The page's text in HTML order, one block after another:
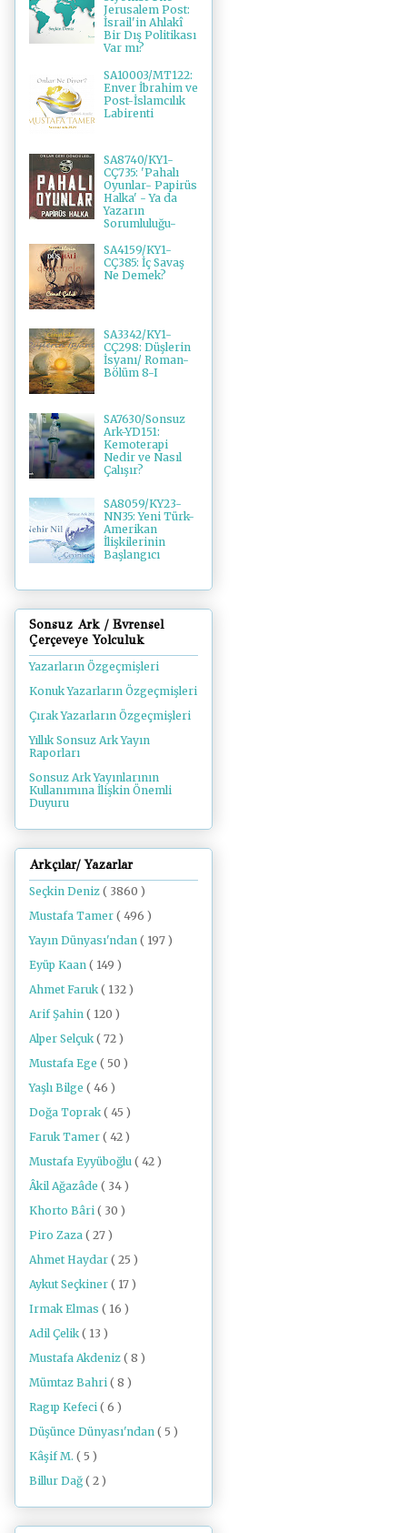
Jerusalem Post:
İsrail'in Ahlakî
Bir Dış Politikası
Var mı?
SA10003/MT122:
Enver İbrahim ve
Post-İslamcılık
Labirenti
SA8740/KY1-
CÇ735: 'Pahalı
Oyunlar- Papirüs
Halka' - Ya da
Yazarın
Sorumluluğu-
SA4159/KY1-
CÇ385: İç Savaş
Ne Demek?
SA3342/KY1-
CÇ298: Düşlerin
İsyanı/ Roman-
Bölüm 8-I
SA7630/Sonsuz
Ark-YD151:
Kemoterapi
Nedir ve Nasıl
Çalışır?
SA8059/KY23-
NN35: Yeni Türk-
Amerikan
İlişkilerinin
Başlangıcı
Sonsuz Ark / Evrensel
Çerçeveye Yolculuk
Yazarların Özgeçmişleri
Konuk Yazarların Özgeçmişleri
Çırak Yazarların Özgeçmişleri
Yıllık Sonsuz Ark Yayın
Raporları
Sonsuz Ark Yayınlarının
Kullanımına İlişkin Önemli
Duyuru
Arkçılar/ Yazarlar
Seçkin Deniz ( 3860 )
Mustafa Tamer ( 496 )
Yayın Dünyası'ndan ( 197 )
Eyüp Kaan ( 149 )
Ahmet Faruk ( 132 )
Arif Şahin ( 120 )
Alper Selçuk ( 72 )
Mustafa Ege ( 50 )
Yaşlı Bilge ( 46 )
Doğa Toprak ( 45 )
Faruk Tamer ( 42 )
Mustafa Eyyüboğlu ( 42 )
Âkil Ağazâde ( 34 )
Khorto Bâri ( 30 )
Piro Zaza ( 27 )
Ahmet Haydar ( 25 )
Aykut Seçkiner ( 17 )
Irmak Elmas ( 16 )
Adil Çelik ( 13 )
Mustafa Akdeniz ( 8 )
Mümtaz Bahri ( 8 )
Ragıp Kefeci ( 6 )
Düşünce Dünyası'ndan ( 5 )
Kâşif M. ( 5 )
Billur Dağ ( 2 )